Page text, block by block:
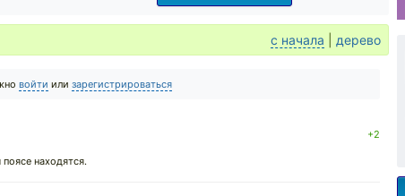
с начала дерево
войти или зарегистрироваться
+2
находятся.